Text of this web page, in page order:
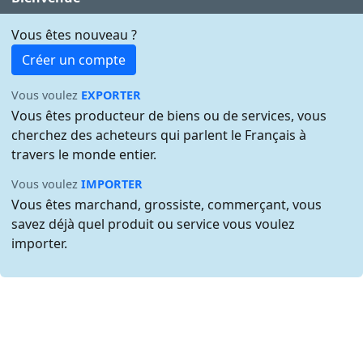
Vous êtes nouveau ?
Créer un compte
Vous voulez EXPORTER
Vous êtes producteur de biens ou de services, vous
cherchez des acheteurs qui parlent le Français à
travers le monde entier.
Vous voulezIMPORTER
Vous êtes marchand, grossiste, commerçant, vous
savez déjà quel produit ou service vous voulez
importer.